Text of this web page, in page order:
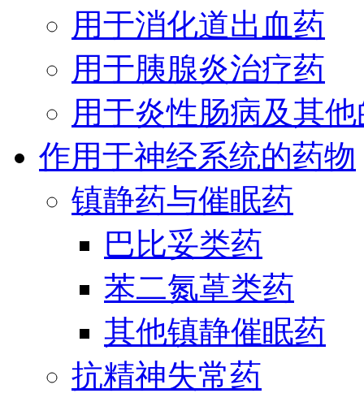
用于消化道出血药
用于胰腺炎治疗药
用于炎性肠病及其
作用于神经系统的药物
镇静药与催眠药
巴比妥类药
苯二氮䓬类药
其他镇静催眠药
抗精神失常药